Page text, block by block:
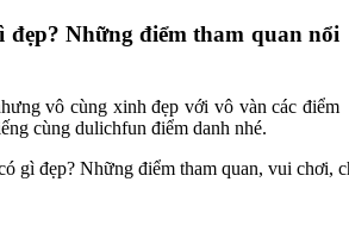
đẹp? Những điểm tham quan nổi
vô cùng xinh đẹp với vô vàn các điểm
cùng dulichfun điểm danh nhé.